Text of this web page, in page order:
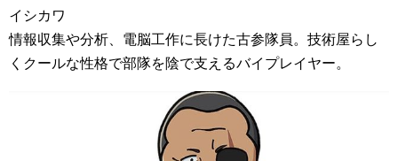
イシカワ
情報収集や分析、電脳工作に長けた古参隊員。技術屋らし
くクールな性格で部隊を陰で支えるバイプレイヤー。